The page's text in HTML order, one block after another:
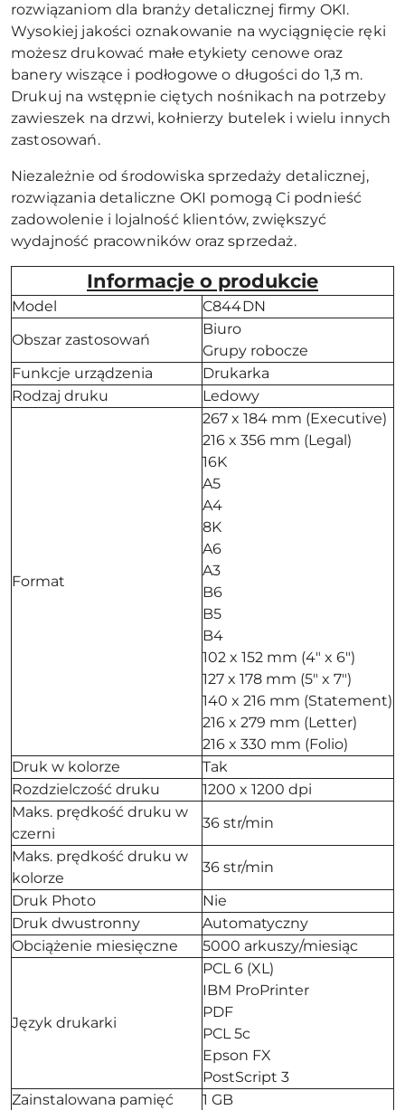
rozwiązaniom dla branży detalicznej firmy OKI.
Wysokiej jakości oznakowanie na wyciągnięcie ręki
możesz drukować małe etykiety cenowe oraz
banery wiszące i podłogowe o długości do 1,3 m.
Drukuj na wstępnie ciętych nośnikach na potrzeby
zawieszek na drzwi, kołnierzy butelek i wielu innych
zastosowań.
Niezależnie od środowiska sprzedaży detalicznej,
rozwiązania detaliczne OKI pomogą Ci podnieść
zadowolenie i lojalność klientów, zwiększyć
wydajność pracowników oraz sprzedaż.
Informacje o produkcie
Model
C844DN
Obszar zastosowań
Biuro
Grupy robocze
Funkcje urządzenia
Drukarka
Rodzaj druku
Ledowy
Format
267 x 184 mm (Executive)
216 x 356 mm (Legal)
16K
A5
A4
8K
A6
A3
B6
B5
B4
102 x 152 mm (4" x 6")
127 x 178 mm (5" x 7")
140 x 216 mm (Statement)
216 x 279 mm (Letter)
216 x 330 mm (Folio)
Druk w kolorze
Tak
Rozdzielczość druku
1200 x 1200 dpi
Maks. prędkość druku w
czerni
36 str/min
Maks. prędkość druku w
kolorze
36 str/min
Druk Photo
Nie
Druk dwustronny
Automatyczny
Obciążenie miesięczne
5000 arkuszy/miesiąc
Język drukarki
PCL 6 (XL)
IBM ProPrinter
PDF
PCL 5c
Epson FX
PostScript 3
Zainstalowana pamięć
1 GB